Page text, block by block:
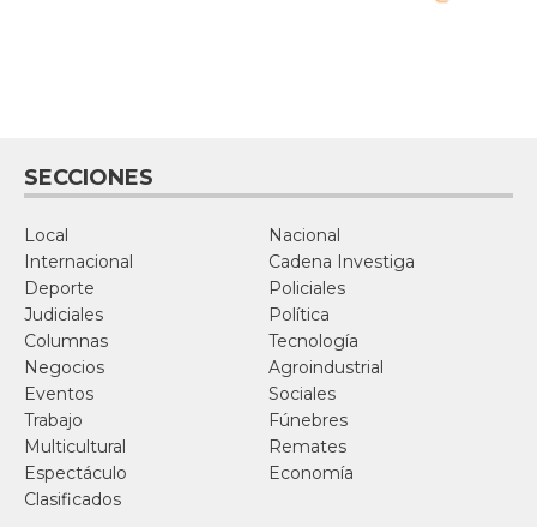
SECCIONES
Local
Nacional
Internacional
Cadena Investiga
Deporte
Policiales
Judiciales
Política
Columnas
Tecnología
Negocios
Agroindustrial
Eventos
Sociales
Trabajo
Fúnebres
Multicultural
Remates
Espectáculo
Economía
Clasificados